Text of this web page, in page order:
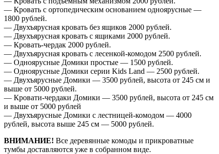
— Кровать с ортопедическим основанием одноярусные —
1800 рублей.
— Двухъярусная кровать без ящиков 2000 рублей.
— Двухъярусная кровать с ящиками 2000 рублей.
— Кровать-чердак 2000 рублей.
— Двухъярусная кровать с лесенкой-комодом 2500 рублей.
— Одноярусные Домики простые — 1500 рублей.
— Одноярусные Домики серии Kids Land — 2500 рублей.
— Двухъярусные Домики — 3500 рублей, высота от 245 см и
выше от 5000 рублей.
— Кровати-чердаки Домики — 3500 рублей, высота от 245 см
и выше от 5000 рублей
— Двухъярусные Домики с лестницей-комодом — 4000
рублей, высота выше 245 см — 5000 рублей.
ВНИМАНИЕ! Все деревянные комоды и прикроватные
тумбы доставляются уже в собранном виде.